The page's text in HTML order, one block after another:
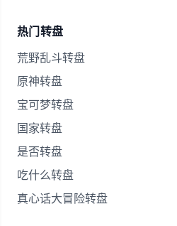
热门转盘
荒野乱斗转盘
原神转盘
宝可梦转盘
国家转盘
是否转盘
吃什么转盘
真心话大冒险转盘